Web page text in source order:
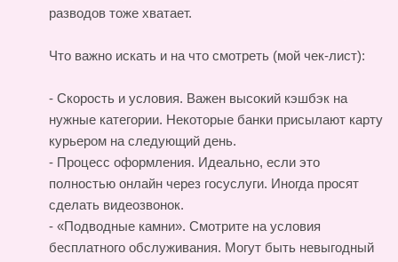
разводов тоже хватает.
Что важно искать и на что смотреть (мой чек-лист):
- Скорость и условия. Важен высокий кэшбэк на
нужные категории. Некоторые банки присылают карту
курьером на следующий день.
- Процесс оформления. Идеально, если это
полностью онлайн через госуслуги. Иногда просят
сделать видеозвонок.
- «Подводные камни». Смотрите на условия
бесплатного обслуживания. Могут быть невыгодный